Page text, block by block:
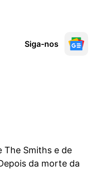
Siga-nos
The Smiths e de
da morte da